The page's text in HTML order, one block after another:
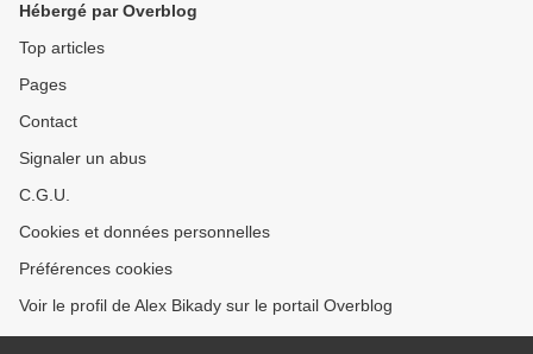
Hébergé par Overblog
Top articles
Pages
Contact
Signaler un abus
C.G.U.
Cookies et données personnelles
Préférences cookies
Voir le profil de Alex Bikady sur le portail Overblog